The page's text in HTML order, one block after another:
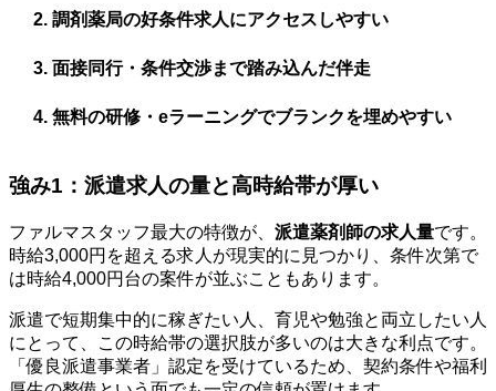
調剤薬局の好条件求人にアクセスしやすい
面接同行・条件交渉まで踏み込んだ伴走
無料の研修・eラーニングでブランクを埋めやすい
強み1：派遣求人の量と高時給帯が厚い
ファルマスタッフ最大の特徴が、 派遣薬剤師の求人量です。
時給3,000円を超える求人が現実的に見つかり、条件次第で
は時給4,000円台の案件が並ぶこともあります。
派遣で短期集中的に稼ぎたい人、育児や勉強と両立したい人
にとって、この時給帯の選択肢が多いのは大きな利点です。
「優良派遣事業者」認定を受けているため、契約条件や福利